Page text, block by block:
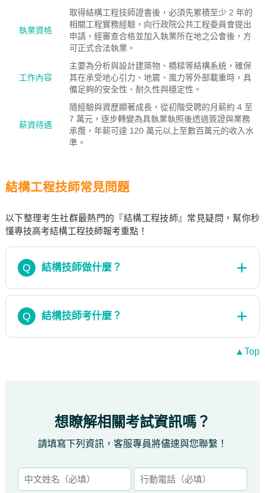
執業資格
取得結構工程技師證書後，必須先累積至少 2 年的
相關工程實務經驗，向行政院公共工程委員會提出
申請，經審查合格並加入執業所在地之公會後，方
可正式合法執業。
工作內容
主要為分析與設計建築物、橋樑等結構系統，確保
其在承受地心引力、地震、風力等外部載重時，具
備足夠的安全性、耐久性與穩定性。
薪資待遇
隨經驗與資歷顯著成長，從初階受聘的月薪約 4 至
7 萬元，逐步轉變為具執業執照後透過簽證與業務
承攬，年薪可達 120 萬元以上至數百萬元的收入水
準。
結構工程技師常見問題
以下整理考生社群最熱門的『結構工程技師』常見疑問，幫你秒
懂專技高考結構工程技師報考重點！
Q 結構技師做什麼？
Q 結構技師考什麼？
▲Top
想瞭解相關考試資訊嗎？
請填寫下列資訊，客服專員將儘速與您聯繫！